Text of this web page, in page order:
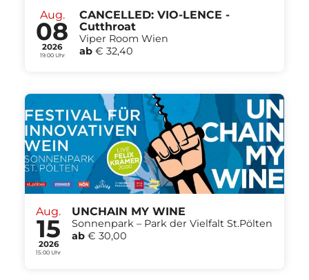
Aug.
08
2026
19:00 Uhr
CANCELLED: VIO-LENCE -
Cutthroat
Viper Room Wien
ab € 32,40
Aug.
15
2026
15:00 Uhr
UNCHAIN MY WINE
Sonnenpark – Park der Vielfalt St.Pölten
ab € 30,00